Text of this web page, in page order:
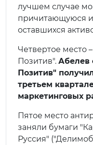
лучшем случае
причитающуюся
оставшихся
Четвертое место
Позитив". Абелев
Позитив"
третьем
маркетинговых
Пятое место
заняли бумаги
Руссия"